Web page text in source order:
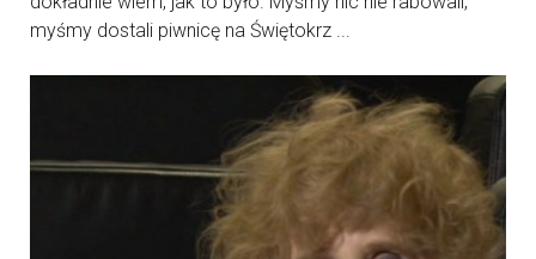
myśmy dostali piwnicę na Świętokrz ...